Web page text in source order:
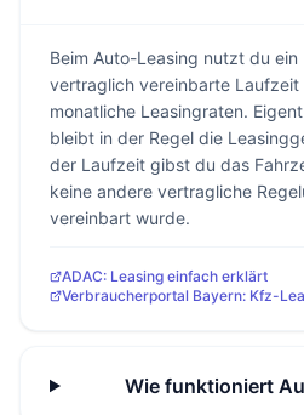
Beim Auto-Leasing nutzt du
vertraglich vereinbarte
monatliche Leasingraten.
bleibt in der Regel die
der Laufzeit gibst du das
keine andere vertragliche
vereinbart wurde.
ADAC: Leasing einfach erklärt
Verbraucherportal Bayern: Kfz-
Wie funktioniert